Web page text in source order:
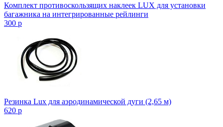
Комплект противоскользящих наклеек LUX для установки
багажника на интегрированные рейлинги
300 p
Резинка Lux для аэродинамической дуги (2,65 м)
620 p